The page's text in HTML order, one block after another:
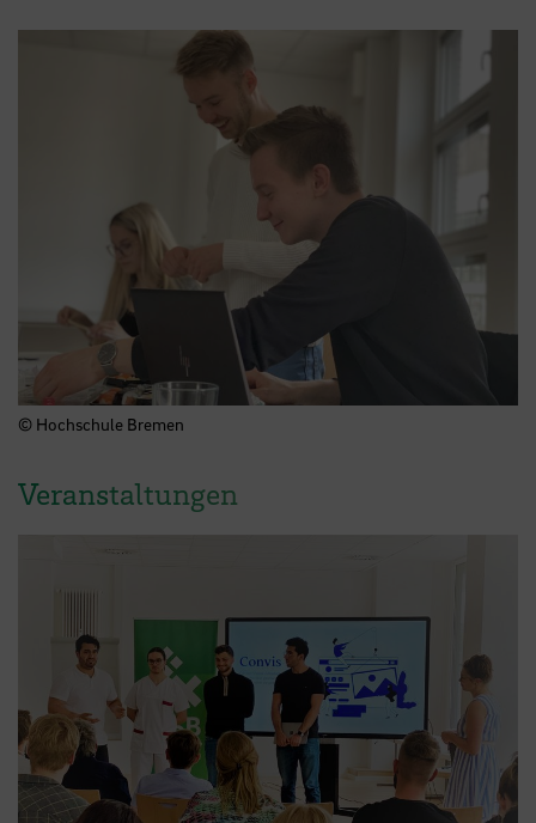
© Hochschule Bremen
Veranstaltungen